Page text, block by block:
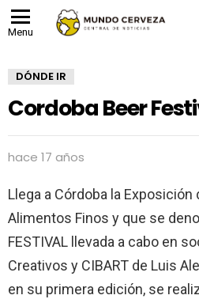
Menu
DÓNDE IR
Cordoba Beer
hace 17 años
Llega a Córdoba la
Alimentos Finos y que se
FESTIVAL llevada a cabo en
Creativos y CIBART de Luis
en su primera edición, se